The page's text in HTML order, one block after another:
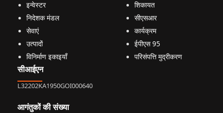
इन्वेस्टर
निदेशक मंडल
सेवाएं
उत्पादों
विनिर्माण इकाइयाँ
शिकायत
सीएसआर
कार्यक्रम
ईपीएस 95
परिसंपत्ति मुद्रीकरण
सीआईएन
L32202KA1950GOI000640
आगंतुकों की संख्या